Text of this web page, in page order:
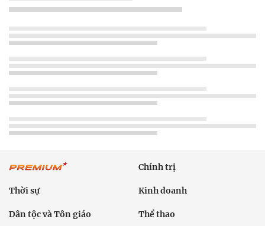
Chính trị
Thời sự Kinh doanh
Dân tộc và Tôn giáo Thể thao